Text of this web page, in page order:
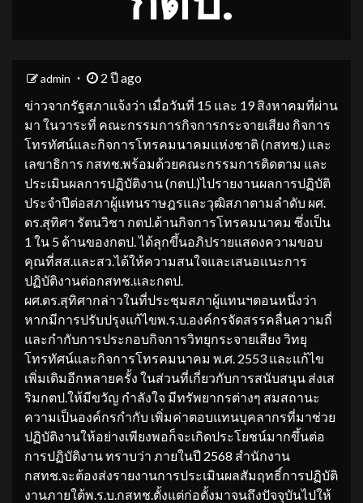
admin
2 ปี ago
ข่าวจากรัฐสภาแจ้งว่า เมื่อวันที่ 15 และ 19 สิงหาคมที่ผ่าน
มา ในวาระที่ คณะกรรมการกิจการกระจายเสียง กิจการ
โทรทัศน์และกิจการโทรคมนาคมแห่งชาติ (กสทช.) และ
เลขาธิการ กสทช.พร้อมด้วยคณะกรรมการติดตาม และ
ประเมินผลการปฏิบัติงาน (กตป.)ไปรายงานผลการปฏิบัติ
ประจำปีต่อสภาผู้แทนราษฎรและวุฒิสภาตามลำดับ ผศ.
ดร.สุทิศา รัตนวิชา กตป.ด้านกิจการโทรคมนาคม ซึ่งเป็น
1 ใน 5 ด้านของกตป. ได้ลุกขึ้นอภิปรายแสดงความขอบ
คุณที่สส.และสว.ได้ให้ความสนใจและเสนอแนะการ
ปฏิบัติงานต่อกสทช.และกตป.
ผศ.ดร.สุทิศากล่าวในที่ประชุมสภาผู้แทนฯตอนหนึ่งว่า
หากมีการปรับปรุงแก้ไขพ.ร.บ.องค์กรจัดสรรคลื่นความถี่
และกำกับการประกอบกิจการวิทยุกระจายเสียง วิทยุ
โทรทัศน์และกิจการโทรคมนาคม พ.ศ. 2553 และแก้ไข
เพิ่มเติมอีกหลายครั้ง ในส่วนที่เกี่ยวกับการสนับสนุน ส่งเส
ริมกตป.ให้มีขวัญ กำลังใจ มีทรัพยากรต่างๆ สมสถานะ
ความเป็นองค์กรกำกับ เพิ่มค่าตอบแทนบุคลากรที่มาช่วย
ปฏิบัติงานให้อย่างเพียงพอก็จะเกิดประโยชน์มากขึ้นต่อ
การปฏิบัติงาน ทราบว่า ภายในปี 2568 สำนักงาน
กสทช.จะต้องส่งรายงานการประเมินผลสัมฤทธิ์การปฏิบัติ
งานภายใต้พ.ร.บ.กสทช.ตั้งแต่ก่อตั้งมาจนถึงปัจจุบันไปให้